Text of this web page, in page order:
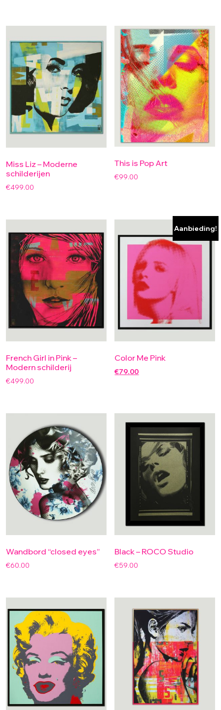
Miss Liz – Moderne
schilderijen
€499.00
This is Pop Art
€99.00
French Girl in Pink –
Modern schilderij
€499.00
Aanbieding!
Color Me Pink
€79.00
Wandbord “closed eyes”
€60.00
Black – ROCO Studio
€59.00